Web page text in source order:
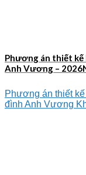
Phương án thiết kế
Anh Vương –
Phương án thiết
đình Anh Vương